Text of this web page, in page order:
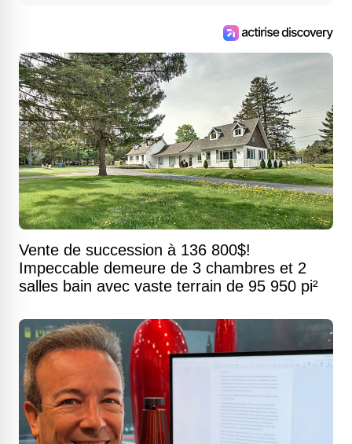
Vente de succession à 136 800$!
Impeccable demeure de 3 chambres et 2
salles bain avec vaste terrain de 95 950 pi²